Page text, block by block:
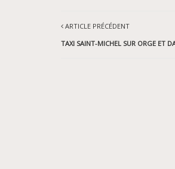
ARTICLE PRÉCÉDENT
TAXI SAINT-MICHEL SUR ORGE ET